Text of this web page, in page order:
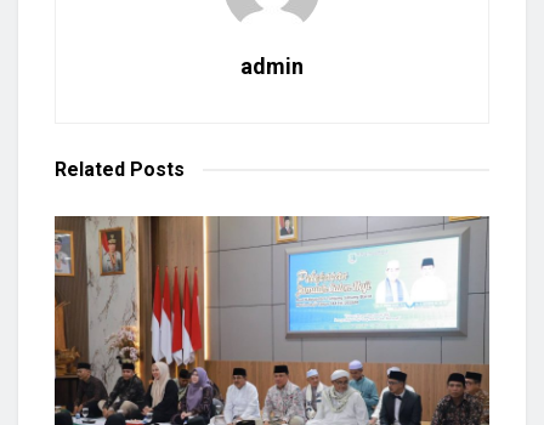
admin
Related Posts